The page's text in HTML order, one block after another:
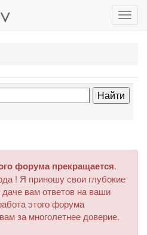
форума прекращается.
! Я приношу свои глубокие
вам ответов на ваши
этого форума
за многолетнее доверие.